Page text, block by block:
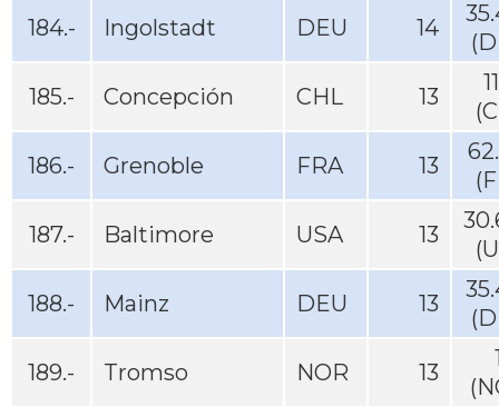
184.- Ingolstadt DEU 14
185.- Concepción CHL 13
186.- Grenoble FRA 13
187.- Baltimore USA 13
188.- Mainz DEU 13
189.- Tromso NOR 13